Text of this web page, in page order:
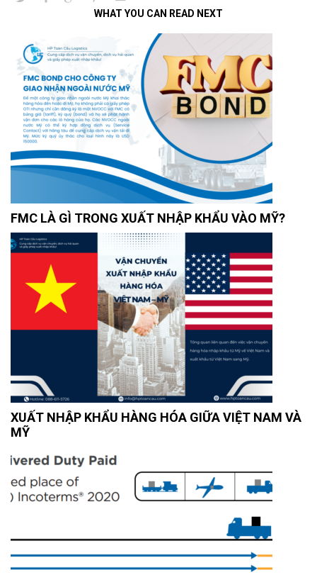
WHAT YOU CAN READ NEXT
FMC LÀ GÌ TRONG XUẤT NHẬP KHẨU VÀO MỸ?
XUẤT NHẬP KHẨU HÀNG HÓA GIỮA VIỆT NAM VÀ
MỸ